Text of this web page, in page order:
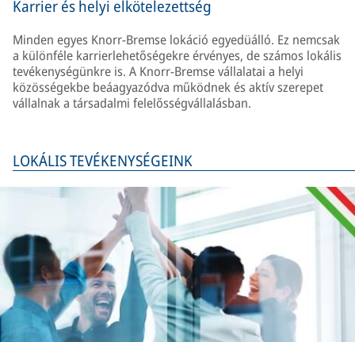
Karrier és helyi elkötelezettség
Minden egyes Knorr-Bremse lokáció egyedüálló. Ez nemcsak
a különféle karrierlehetőségekre érvényes, de számos lokális
tevékenységünkre is. A Knorr-Bremse vállalatai a helyi
közösségekbe beáagyazódva működnek és aktív szerepet
vállalnak a társadalmi felelősségvállalásban.
LOKÁLIS TEVÉKENYSÉGEINK